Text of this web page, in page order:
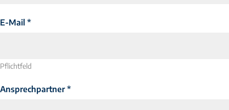
E-Mail *
Pflichtfeld
Ansprechpartner*